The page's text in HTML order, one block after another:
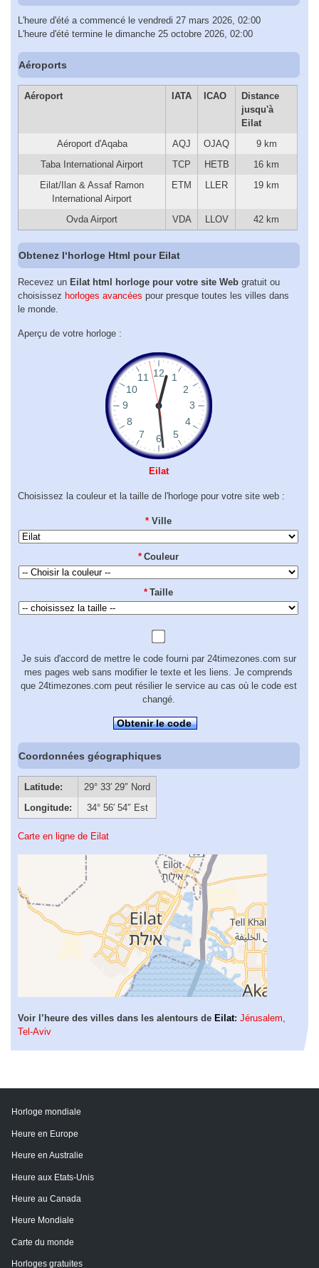
L'heure d'été a commencé le vendredi 27 mars 2026, 02:00
L'heure d'été termine le dimanche 25 octobre 2026, 02:00
Aéroports
Aéroport IATA ICAO
Distance
jusqu'à
Eilat
Aéroport d'Aqaba
AQJ OJAQ
9 km
Taba International Airport
TCP HETB
16 km
Eilat/Ilan & Assaf Ramon
International Airport
ETM LLER 19 km
Ovda Airport VDA LLOV 42 km
Obtenez l‘horloge Html pour Eilat
Recevez un Eilat html horloge pour votre site Web gratuit ou
choisissez horloges avancées pour presque toutes les villes dans
le monde.
Aperçu de votre horloge :
Eilat
Choisissez la couleur et la taille de l'horloge pour votre site web :
* Ville
* Couleur
* Taille
Je suis d'accord de mettre le code fourni par 24timezones.com sur
mes pages web sans modifier le texte et les liens. Je comprends
que 24timezones.com peut résilier le service au cas où le code est
changé.
Obtenir le code
Coordonnées géographiques
Latitude:
29° 33′ 29″ Nord
Longitude:
34° 56′ 54″ Est
Carte en ligne de Eilat
Voir l’heure des villes dans les alentours de Eilat: Jérusalem
Tel-Aviv
Horloge mondiale
Heure en Europe
Heure en Australie
Heure aux Etats-Unis
Heure au Canada
Heure Mondiale
Carte du monde
Horloges gratuites